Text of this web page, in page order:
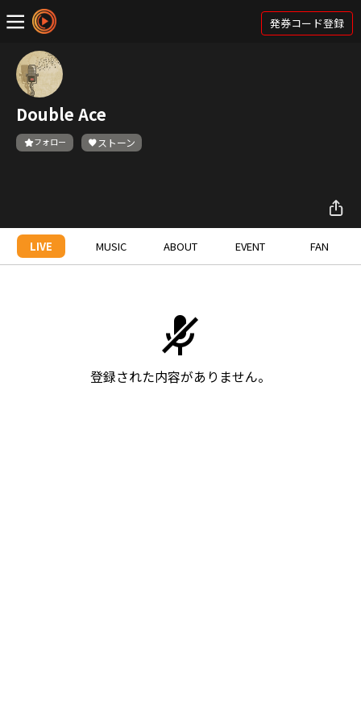
発券コード登録
Double Ace
フォロー ストーン
LIVE MUSIC ABOUT EVENT FAN
登録された内容がありません。